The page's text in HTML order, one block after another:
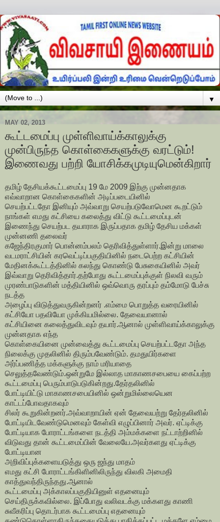
▼
MAY 02, 2013
கூட்டமைப்பு முள்ளிவாய்க்காலுக்கு
முன்பிருந்த கொள்கைகளுக்கு வரட்டும்!
இணைவது பற்றி யோசிக்கமுடியுமென்கிறார்
தமிழ் தேசியக்கூட்டமைப்பு 19 மே 2009 இற்கு முன்னதாக
எவ்வாறான கொள்கைகளின் அடிப்படையினில்
செயற்பட்டதோ இனியும் அவ்வாறு செயற்படுவோமென கூறட்டும்
நாங்கள் எமது கட்சியை கலைத்து விட்டு கூட்டமைப்புடன்
இணைந்து செயற்பட தயாராக இருப்பதாக தமிழ் தேசிய மக்கள்
முன்னணி தலைவர்
கஜேந்திரகுமார் பொன்னம்பலம் தெரிவித்துள்ளார்.இன்று மாலை
வடமராட்சியின் கரவெட்டிப்பகுதியினில் நடைபெற்ற கட்சியின்
மேதினக்கூட்டத்தினில் கலந்து கொண்டு பேசுகையினில் அவர்
இவ்வாறு தெரிவித்தார்.தற்போது கூட்டமைப்புக்குள் நிலவி வரும்
முரண்பாடுகளின் மத்தியினில் ஒவ்வொரு தரப்பும் தம்மோடு பேச்சு
நடத்த
அழைப்பு விடுத்துவருகின்றனர் .எம்மை பொறுத்த வரையினில்
கட்சியோ பதவியோ முக்கியமில்லை. தேவையானால்
கட்சியினை கலைத்துவிடவும் தயார்.ஆனால் முள்ளிவாய்க்காலுக்கு
முன்னதாக எந்த
கொள்கையினை முன்வைத்து கூட்டமைப்பு செயற்பட்டதோ அந்த
நிலைக்கு முதலினில் திரும்பவேண்டும். தமதுயிர்களை
அர்ப்பணித்த மக்களுக்கு நாம் மரியாதை
செலுத்தவேண்டும்.ஒன்றுமே இல்லாத மாகாணசபையை கைப்பற்ற
கூட்டமைப்பு பெரும்பாடுபடுகின்றது.தேர்தலினில்
போட்டியிட்டு மாகாணசபையினில் ஒன்றுமில்லையென
காட்டப்போவதாகவும்
சிலர் கூறுகின்றனர்.அவ்வாறாயின் ஏன் தேவையற்று தேர்தலினில்
போட்டியிடவேண்டுமெனவும் கேள்வி எழுப்பினார் அவர். ஏட்டிக்கு
போட்டியாக போராட்டங்களை நடத்தி அம்மக்களை நட்டாற்றினில்
விடுவது தான் கூட்டமைப்பின் வேலையே.அவர்களது ஏட்டிக்கு
போட்டியான
அறிவிப்புக்களையடுத்து ஒரு ஜந்து மாதம்
எமது கட்சி போராட்டங்கிளினிலிருந்து விலகி அமைதி
காத்துவந்திருந்தது.ஆனால்
கூட்டமைப்பு அக்காலப்பகுதியினுள் எதனையும்
செய்திருக்கவில்லை. இப்போது வலிவடக்கு மக்களது காணி
சுவீகரிப்பு தொடர்பாக கூட்டமைப்பு எதனையும்